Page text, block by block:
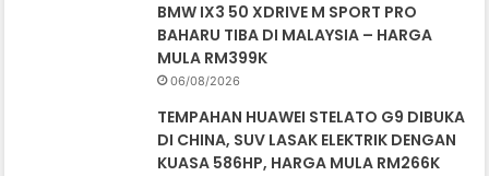
BMW IX3 50 XDRIVE M SPORT PRO
BAHARU TIBA DI MALAYSIA – HARGA
MULA RM399K
06/08/2026
TEMPAHAN HUAWEI STELATO G9 DIBUKA
DI CHINA, SUV LASAK ELEKTRIK DENGAN
KUASA 586HP, HARGA MULA RM266K